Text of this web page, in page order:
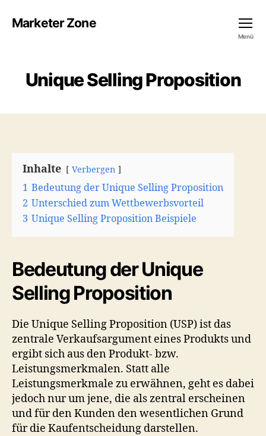
Marketer Zone
Menü
Unique Selling Proposition
Inhalte Verbergen
1 Bedeutung der Unique Selling Proposition
2 Unterschied zum Wettbewerbsvorteil
3 Unique Selling Proposition Beispiele
Bedeutung der Unique
Selling Proposition
Die Unique Selling Proposition (USP) ist das
zentrale Verkaufsargument eines Produkts und
ergibt sich aus den Produkt- bzw.
Leistungsmerkmalen. Statt alle
Leistungsmerkmale zu erwähnen, geht es dabei
jedoch nur um jene, die als zentral erscheinen
und für den Kunden den wesentlichen Grund
für die Kaufentscheidung darstellen.